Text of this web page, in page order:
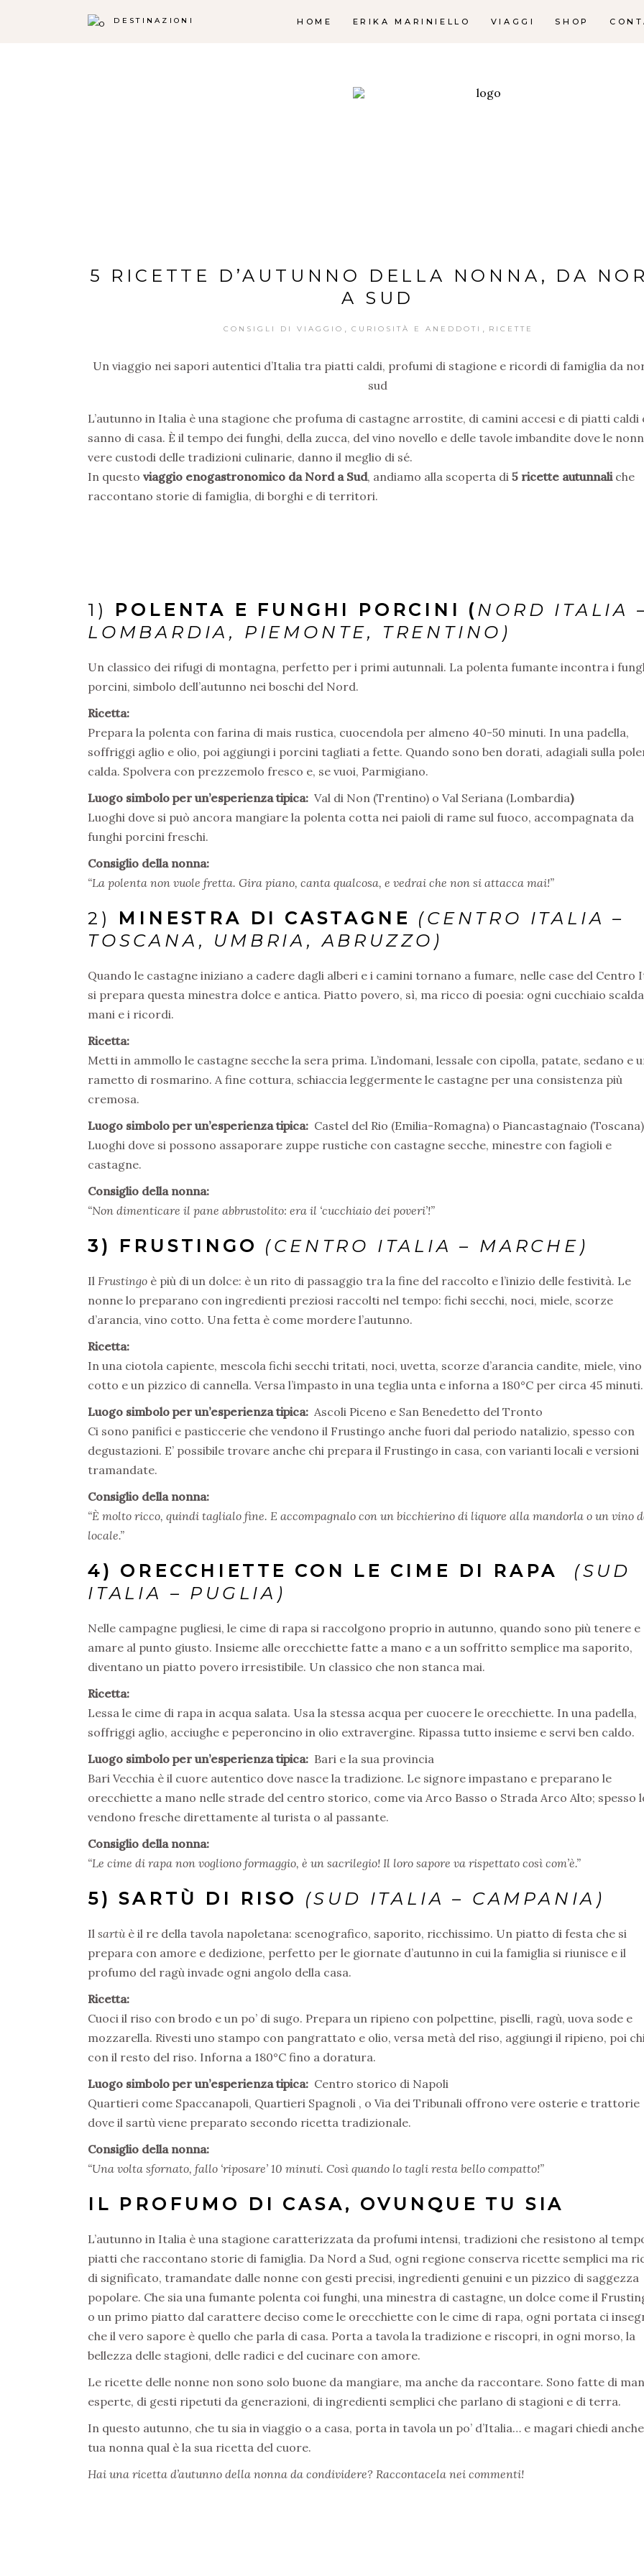
DESTINAZIONI HOME ERIKA MARINIELLO VIAGGI SHOP
5 RICETTE D’AUTUNNO DELLA NONNA, DA
A SUD
CONSIGLI DI VIAGGIO CURIOSITÀ E ANEDDOTI RICETTE
Un viaggio nei sapori autentici d’Italia tra piatti caldi, profumi di stagione e ricordi di famiglia da
sud
L’autunno in Italia è una stagione che profuma di castagne arrostite, di camini accesi e di piatti caldi
sanno di casa. È il tempo dei funghi, della zucca, del vino novello e delle tavole imbandite dove le
vere custodi delle tradizioni culinarie, danno il meglio di sé.
In questo viaggio enogastronomico da Nord a Sud, andiamo alla scoperta di 5 ricette autunnaliche
raccontano storie di famiglia, di borghi e di territori.
1) POLENTA E FUNGHI PORCINI (NORD ITALIA
LOMBARDIA, PIEMONTE, TRENTINO)
Un classico dei rifugi di montagna, perfetto per i primi autunnali. La polenta fumante incontra i
porcini, simbolo dell’autunno nei boschi del Nord.
Ricetta:
Prepara la polenta con farina di mais rustica, cuocendola per almeno 40-50 minuti. In una padella,
soffriggi aglio e olio, poi aggiungi i porcini tagliati a fette. Quando sono ben dorati, adagiali sulla
calda. Spolvera con prezzemolo fresco e, se vuoi, Parmigiano.
Luogo simbolo per un’esperienza tipica: Val di Non (Trentino) o Val Seriana (Lombardia)
Luoghi dove si può ancora mangiare la polenta cotta nei paioli di rame sul fuoco, accompagnata da
funghi porcini freschi.
Consiglio della nonna:
“La polenta non vuole fretta. Gira piano, canta qualcosa, e vedrai che non si attacca mai!”
2) MINESTRA DI CASTAGNE (CENTRO ITALIA –
TOSCANA, UMBRIA, ABRUZZO)
Quando le castagne iniziano a cadere dagli alberi e i camini tornano a fumare, nelle case del Centro
si prepara questa minestra dolce e antica. Piatto povero, sì, ma ricco di poesia: ogni cucchiaio
mani e i ricordi.
Ricetta:
Metti in ammollo le castagne secche la sera prima. L’indomani, lessale con cipolla, patate, sedano e
rametto di rosmarino. A fine cottura, schiaccia leggermente le castagne per una consistenza più
cremosa.
Luogo simbolo per un’esperienza tipica: Castel del Rio (Emilia-Romagna) o Piancastagnaio (Toscana)
Luoghi dove si possono assaporare zuppe rustiche con castagne secche, minestre con fagioli e
castagne.
Consiglio della nonna:
“Non dimenticare il pane abbrustolito: era il ‘cucchiaio dei poveri’!”
3) FRUSTINGO (CENTRO ITALIA – MARCHE)
Il Frustingo è più di un dolce: è un rito di passaggio tra la fine del raccolto e l’inizio delle festività. Le
nonne lo preparano con ingredienti preziosi raccolti nel tempo: fichi secchi, noci, miele, scorze
d’arancia, vino cotto. Una fetta è come mordere l’autunno.
Ricetta:
In una ciotola capiente, mescola fichi secchi tritati, noci, uvetta, scorze d’arancia candite, miele, vino
cotto e un pizzico di cannella. Versa l’impasto in una teglia unta e inforna a 180°C per circa 45 minuti.
Luogo simbolo per un’esperienza tipica: Ascoli Piceno e San Benedetto del Tronto
Ci sono panifici e pasticcerie che vendono il Frustingo anche fuori dal periodo natalizio, spesso con
degustazioni. E’ possibile trovare anche chi prepara il Frustingo in casa, con varianti locali e versioni
tramandate.
Consiglio della nonna:
“È molto ricco, quindi taglialo fine. E accompagnalo con un bicchierino di liquore alla mandorla o un vino
locale.”
4) ORECCHIETTE CON LE CIME DI RAPA (SUD
ITALIA – PUGLIA)
Nelle campagne pugliesi, le cime di rapa si raccolgono proprio in autunno, quando sono più tenere e
amare al punto giusto. Insieme alle orecchiette fatte a mano e a un soffritto semplice ma saporito,
diventano un piatto povero irresistibile. Un classico che non stanca mai.
Ricetta:
Lessa le cime di rapa in acqua salata. Usa la stessa acqua per cuocere le orecchiette. In una padella,
soffriggi aglio, acciughe e peperoncino in olio extravergine. Ripassa tutto insieme e servi ben caldo.
Luogo simbolo per un’esperienza tipica: Bari e la sua provincia
Bari Vecchia è il cuore autentico dove nasce la tradizione. Le signore impastano e preparano le
orecchiette a mano nelle strade del centro storico, come via Arco Basso o Strada Arco Alto; spesso
vendono fresche direttamente al turista o al passante.
Consiglio della nonna:
“Le cime di rapa non vogliono formaggio, è un sacrilegio! Il loro sapore va rispettato così com’è.”
5) SARTÙ DI RISO (SUD ITALIA – CAMPANIA)
Il sartùè il re della tavola napoletana: scenografico, saporito, ricchissimo. Un piatto di festa che si
prepara con amore e dedizione, perfetto per le giornate d’autunno in cui la famiglia si riunisce e il
profumo del ragù invade ogni angolo della casa.
Ricetta:
Cuoci il riso con brodo e un po’ di sugo. Prepara un ripieno con polpettine, piselli, ragù, uova sode e
mozzarella. Rivesti uno stampo con pangrattato e olio, versa metà del riso, aggiungi il ripieno, poi
con il resto del riso. Inforna a 180°C fino a doratura.
Luogo simbolo per un’esperienza tipica: Centro storico di Napoli
Quartieri come Spaccanapoli, Quartieri Spagnoli , o Via dei Tribunali offrono vere osterie e trattorie
dove il sartù viene preparato secondo ricetta tradizionale.
Consiglio della nonna:
“Una volta sfornato, fallo ‘riposare’ 10 minuti. Così quando lo tagli resta bello compatto!”
IL PROFUMO DI CASA, OVUNQUE TU SIA
L’autunno in Italia è una stagione caratterizzata da profumi intensi, tradizioni che resistono al
piatti che raccontano storie di famiglia. Da Nord a Sud, ogni regione conserva ricette semplici ma
di significato, tramandate dalle nonne con gesti precisi, ingredienti genuini e un pizzico di saggezza
popolare. Che sia una fumante polenta coi funghi, una minestra di castagne, un dolce come il
o un primo piatto dal carattere deciso come le orecchiette con le cime di rapa, ogni portata ci
che il vero sapore è quello che parla di casa. Porta a tavola la tradizione e riscopri, in ogni morso, la
bellezza delle stagioni, delle radici e del cucinare con amore.
Le ricette delle nonne non sono solo buone da mangiare, ma anche da raccontare. Sono fatte di
esperte, di gesti ripetuti da generazioni, di ingredienti semplici che parlano di stagioni e di terra.
In questo autunno, che tu sia in viaggio o a casa, porta in tavola un po’ d’Italia… e magari chiedi
tua nonna qual è la sua ricetta del cuore.
Hai una ricetta d’autunno della nonna da condividere? Raccontacela nei commenti!